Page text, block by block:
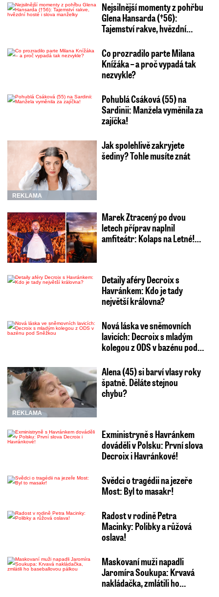
Nejsilnější momenty z pohřbu
Glena Hansarda (†56):
Tajemství rakve, hvězdní…
Co prozradilo parte Milana
Knížáka – a proč vypadá tak
nezvykle?
Pohublá Csáková (55) na
Sardinii: Manžela vyměnila za
zajíčka!
REKLAMA
Jak spolehlivě zakryjete
šediny? Tohle musíte znát
Marek Ztracený po dvou
letech příprav naplnil
amfiteátr: Kolaps na Letné!…
Detaily aféry Decroix s
Havránkem: Kdo je tady
největší královna?
Nová láska ve sněmovních
lavicích: Decroix s mladým
kolegou z ODS v bazénu pod…
REKLAMA
Alena (45) si barví vlasy roky
špatně. Děláte stejnou
chybu?
Exministryně s Havránkem
dováděli v Polsku: První slova
Decroix i Havránkové!
Svědci o tragédii na jezeře
Most: Byl to masakr!
Radost v rodině Petra
Macinky: Polibky a růžová
oslava!
Maskovaní muži napadli
Jaromíra Soukupa: Krvavá
nakládačka, zmlátili ho…